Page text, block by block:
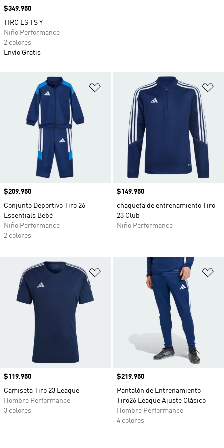
Añadir a la lista de deseos
Precio
$209.950
Conjunto Deportivo Tiro 26
Essentials Bebé
Niño Performance
2 colores
Precio
$149.950
chaqueta de entrenamiento Tiro
23 Club
Niño Performance
Añadir a la lista de deseos
Precio
$119.950
Camiseta Tiro 23 League
Hombre Performance
3 colores
Precio
$219.950
Pantalón de Entrenamiento
Tiro26 League Ajuste Clásico
Hombre Performance
4 colores
Precio
$349.950
TIRO ES TS Y
Niño Performance
2 colores
Envío Gratis